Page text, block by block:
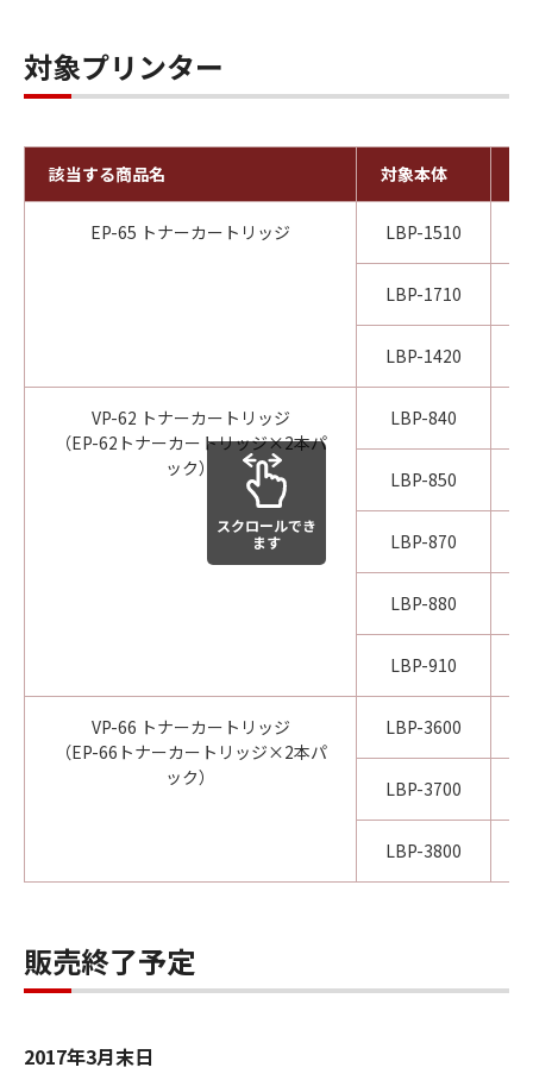
対象プリンター
該当する商品名 対象本体
EP-65 トナーカートリッジ LBP-1510
LBP-1710
LBP-1420
VP-62 トナーカートリッジ
（EP-62トナーカートリッジ×2本パ
ック）
LBP-840
LBP-850
LBP-870
LBP-880
LBP-910
VP-66 トナーカートリッジ
（EP-66トナーカートリッジ×2本パ
ック）
LBP-3600
LBP-3700
LBP-3800
スクロールでき
ます
販売終了予定
2017年3月末日